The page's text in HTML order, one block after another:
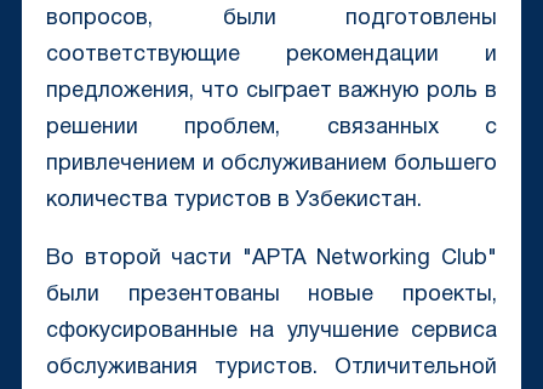
вопросов, были подготовлены
соответствующие рекомендации и
предложения, что сыграет важную роль в
решении проблем, связанных с
привлечением и обслуживанием большего
количества туристов в Узбекистан.
Во второй части "APTA Networking Club"
были презентованы новые проекты,
сфокусированные на улучшение сервиса
обслуживания туристов. Отличительной